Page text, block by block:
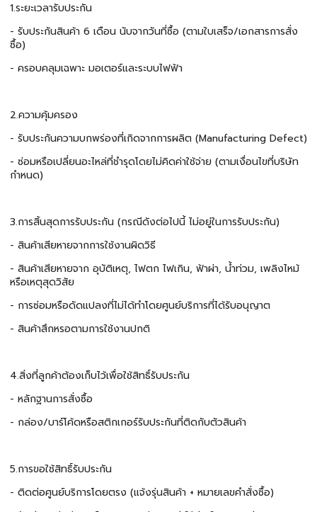
1.ระยะเวลารับประกัน
- รับประกันสินค้า 6 เดือน นับจากวันที่ซื้อ (ตามใบเสร็จ/เอกสารการสั่ง
ซื้อ)
- ครอบคลุมเฉพาะ มอเตอร์และระบบไฟฟ้า
2.ความคุ้มครอง
- รับประกันความบกพร่องที่เกิดจากการผลิต (Manufacturing Defect)
- ซ่อมหรือเปลี่ยนอะไหล่ที่ชำรุดโดยไม่คิดค่าใช้จ่าย (ตามเงื่อนไขที่บริษัท
กำหนด)
3.การสิ้นสุดการรับประกัน (กรณีดังต่อไปนี้ ไม่อยู่ในการรับประกัน)
- สินค้าเสียหายจากการใช้งานผิดวิธี
- สินค้าเสียหายจาก อุบัติเหตุ, ไฟตก ไฟเกิน, ฟ้าผ่า, น้ำท่วม, เพลิงไหม้
หรือเหตุสุดวิสัย
- การซ่อมหรือดัดแปลงที่ไม่ได้ทำโดยศูนย์บริการที่ได้รับอนุญาต
- สินค้าสึกหรอตามการใช้งานปกติ
4.สิ่งที่ลูกค้าต้องเก็บไว้เพื่อใช้สิทธิ์รับประกัน
- หลักฐานการสั่งซื้อ
- กล่อง/บาร์โค้ดหรือสติกเกอร์รับประกันที่ติดกับตัวสินค้า
5.การขอใช้สิทธิ์รับประกัน
- ติดต่อศูนย์บริการโดยตรง (แจ้งรุ่นสินค้า + หมายเลขคำสั่งซื้อ)